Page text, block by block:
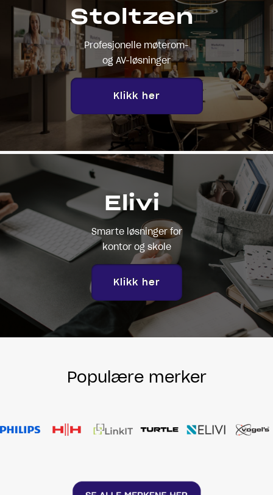
Stoltzen
Profesjonelle møterom-
og AV-løsninger
Klikk her
Elivi
Smarte løsninger for
kontor og skole
Klikk her
Populære merker